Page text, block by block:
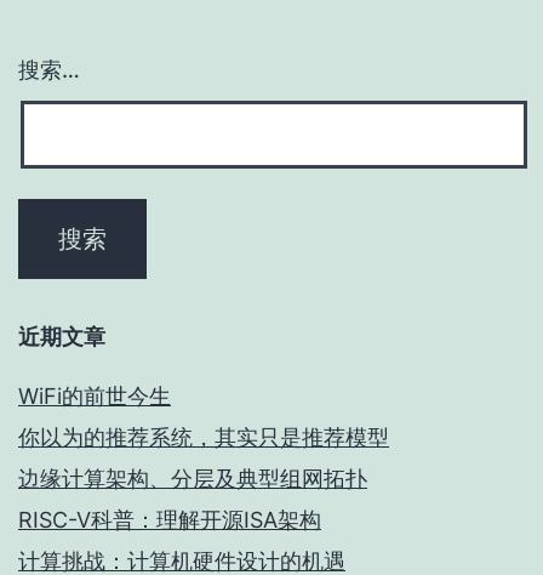
搜索…
近期文章
WiFi的前世今生
你以为的推荐系统，其实只是推荐模型
边缘计算架构、分层及典型组网拓扑
RISC-V科普：理解开源ISA架构
计算挑战：计算机硬件设计的机遇